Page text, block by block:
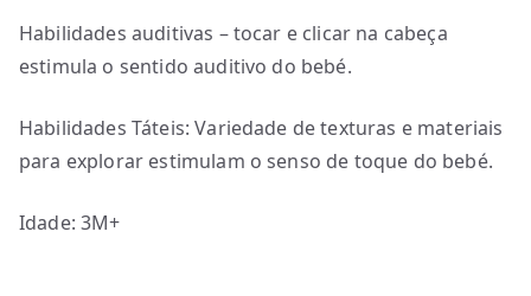
Habilidades auditivas – tocar e clicar na cabeça
estimula o sentido auditivo do bebé.
Habilidades Táteis: Variedade de texturas e materiais
para explorar estimulam o senso de toque do bebé.
Idade: 3M+